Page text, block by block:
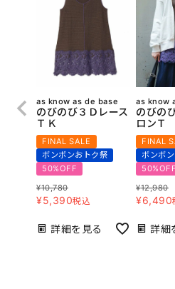
as know as de base
のびのび３Ｄレース
ＴＫ
FINAL SALE
ボンボンおトク祭
50%OFF
¥10,780
¥5,390税込
詳細を見る
as know
のびの
ロンＴ
FINAL
ボンボ
50%OFF
¥12,980
¥6,490
詳細